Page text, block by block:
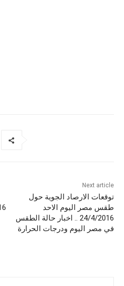
Next article
توقعات الارصاد الجوية حول
طقس مصر اليوم الاحد
24/4/2016 .. اخبار حالة الطقس
في مصر اليوم ودرجات الحرارة